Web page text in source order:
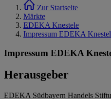
Zur Startseite
Märkte
EDEKA Knestele
Impressum EDEKA
Impressum EDEKA
Herausgeber
EDEKA Südbayern Handels